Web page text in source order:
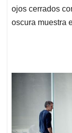
ojos cerrados
oscura muestra